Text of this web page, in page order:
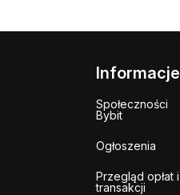
Informacje
Społeczności
Bybit
Ogłoszenia
Przegląd opłat i
transakcji